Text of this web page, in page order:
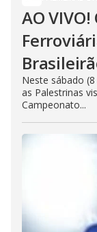
AO
Neste sábado
as Palestrinas
Campeonato...